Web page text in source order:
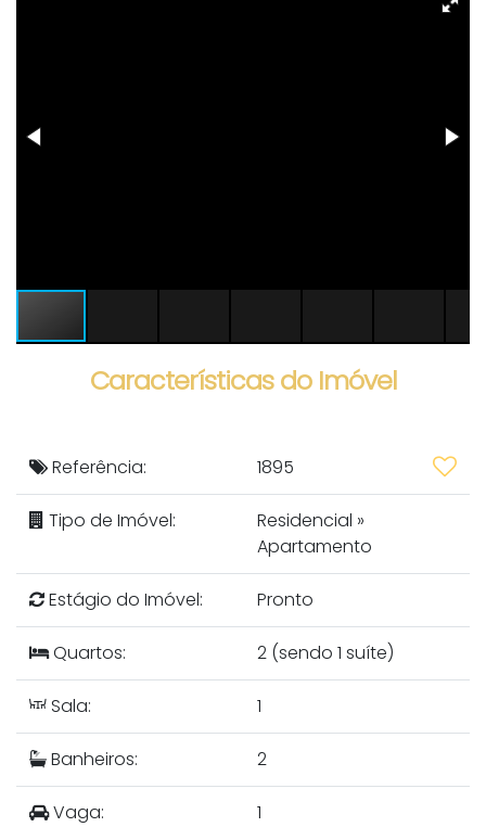
Características do Imóvel
Referência: 1895
Tipo de Imóvel: Residencial »
Apartamento
Estágio do Imóvel: Pronto
Quartos: 2 (sendo 1 suíte)
Sala: 1
Banheiros: 2
Vaga: 1